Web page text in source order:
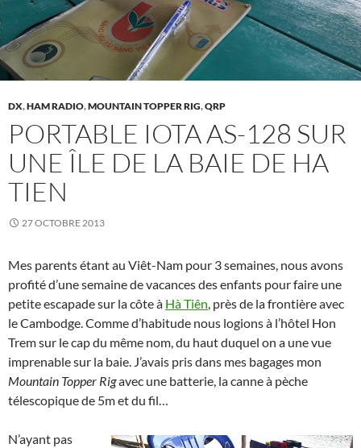
DX,HAM RADIO,MOUNTAIN TOPPER RIG,QRP
PORTABLE IOTA AS-128 SUR
UNE ÎLE DE LA BAIE DE HA
TIEN
27 OCTOBRE 2013
Mes parents étant au Viêt-Nam pour 3 semaines, nous avons
profité d’une semaine de vacances des enfants pour faire une
petite escapade sur la côte à Hà Tiên, près de la frontière avec
le Cambodge. Comme d’habitude nous logions à l’hôtel Hon
Trem sur le cap du même nom, du haut duquel on a une vue
imprenable sur la baie. J’avais pris dans mes bagages mon
Mountain Topper Rigavec une batterie, la canne à pèche
télescopique de 5m et du fil…
N’ayant pas